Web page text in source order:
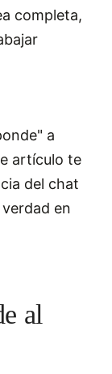
completa,
a
artículo te
del chat
en
al